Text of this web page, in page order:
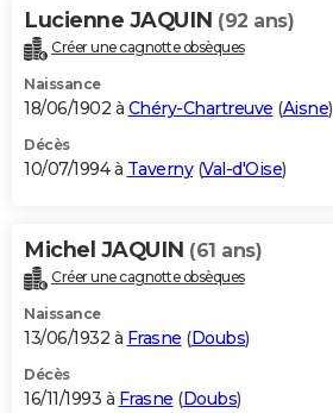
Lucienne JAQUIN (92 ans)
Créer une cagnotte obsèques
Naissance
18/06/1902 à Chéry-Chartreuve (Aisne)
Décès
10/07/1994 à Taverny(Val-d'Oise)
Michel JAQUIN (61 ans)
Créer une cagnotte obsèques
Naissance
13/06/1932 à Frasne (Doubs)
Décès
16/11/1993 à Frasne (Doubs)